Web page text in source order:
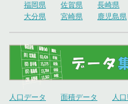
福岡県
佐賀県 長崎県
大分県
宮崎県 鹿児島県
人口データ 面積データ
人